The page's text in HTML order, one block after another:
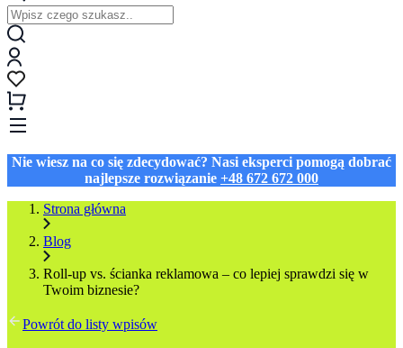
Nie wiesz na co się zdecydować? Nasi eksperci pomogą dobrać
najlepsze rozwiązanie +48 672 672 000
Strona główna
Blog
Roll‑up vs. ścianka reklamowa – co lepiej sprawdzi się w
Twoim biznesie?
Powrót do listy wpisów